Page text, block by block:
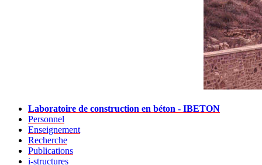
Laboratoire de construction en béton - IBETON
Personnel
Enseignement
Recherche
Publications
i-structures